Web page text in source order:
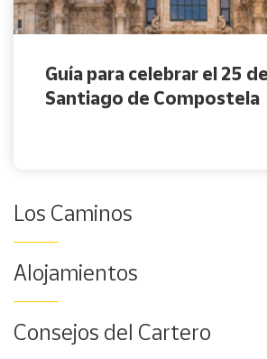
Guía para celebrar el 25
Santiago de Compostela
Los Caminos
Alojamientos
Consejos del Cartero